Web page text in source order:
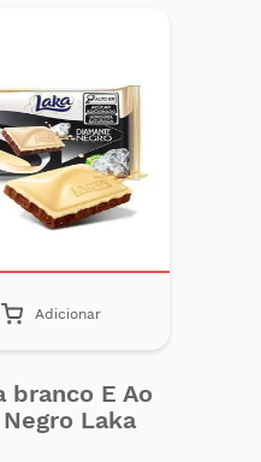
Adicionar
branco E Ao
Laka